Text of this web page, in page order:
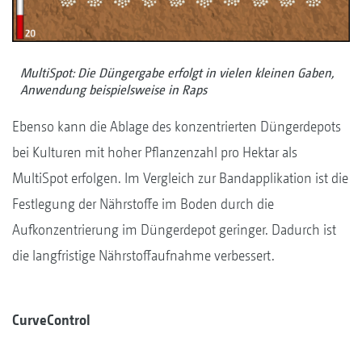
MultiSpot: Die Düngergabe erfolgt in vielen kleinen Gaben,
Anwendung beispielsweise in Raps
Ebenso kann die Ablage des konzentrierten Düngerdepots
bei Kulturen mit hoher Pflanzenzahl pro Hektar als
MultiSpot erfolgen. Im Vergleich zur Bandapplikation ist die
Festlegung der Nährstoffe im Boden durch die
Aufkonzentrierung im Düngerdepot geringer. Dadurch ist
die langfristige Nährstoffaufnahme verbessert.
CurveControl